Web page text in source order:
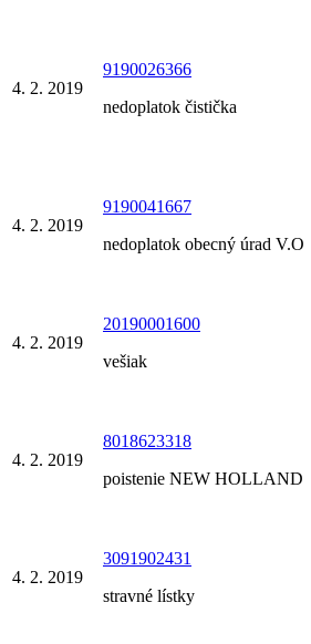
4. 2. 2019
9190026366
nedoplatok čistička
4. 2. 2019
9190041667
nedoplatok obecný úrad V.O
4. 2. 2019
20190001600
vešiak
4. 2. 2019
8018623318
poistenie NEW HOLLAND
4. 2. 2019
3091902431
stravné lístky